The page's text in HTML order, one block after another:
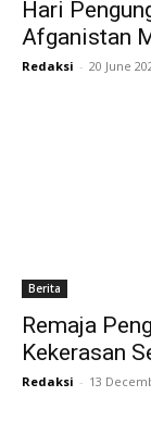
Hari
Afganistan
Redaksi - 20 June
Berita
Remaja
Kekerasan
Redaksi - 13